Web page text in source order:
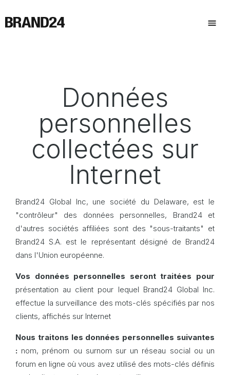
Données
personnelles
collectées sur
Internet
Brand24 Global Inc, une société du Delaware, est le
"contrôleur" des données personnelles, Brand24 et
d'autres sociétés affiliées sont des "sous-traitants" et
Brand24 S.A. est le représentant désigné de Brand24
dans l'Union européenne.
Vos données personnelles seront traitées pour
présentation au client pour lequel Brand24 Global Inc.
effectue la surveillance des mots-clés spécifiés par nos
clients, affichés sur Internet
Nous traitons les données personnelles suivantes
: nom, prénom ou surnom sur un réseau social ou un
forum en ligne où vous avez utilisé des mots-clés définis